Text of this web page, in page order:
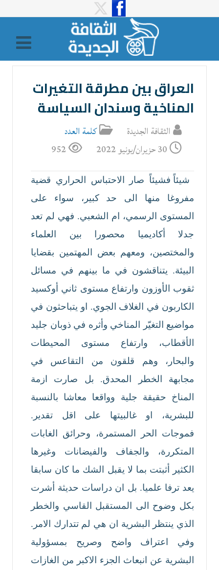
العراق بين مطرقة التغيرات
المناخية وسندان السياسة
الثقافة الجديدة
كلمة العدد
30 حزيران/يونيو 2022
952
شيئاً فشيئاً صار الاحتباس الحراري قضية
مفروغا منها الى حد كبير، سواء على
المستوى الرسمي، ام الشعبي. فهي لم تعد
جدلا أكاديميا محصورا بين العلماء
والمختصين، ومعهم بعض المهتمين بقضايا
البيئة. يتناقشون في ما بينهم في مسائل
ثقوب الأوزون وارتفاع مستوى ثاني أوكسيد
الكاربون في الغلاف الجوي. او يتباحثون في
مواضيع التغيّر المناخي وأثره في ذوبان جليد
الأقطاب، وارتفاع مستوى المحيطات
والبحار، وهم قلقون من التقاعس في
مجابهة الخطر المحدق. بل صارت ازمة
المناخ حقيقة جلية وواقعا معاشا بالنسبة
للبشرية، او غالبيتها على اقل تقدير.
فموجات الحر المستمرة، وحرائق الغابات
المتكررة، والجفاف والفيضانات وغيرها
الكثير أثبتت بما لا يقبل الشك ما كان سابقا
يعد ترفا علميا. بل ان دراسات حديثة أشرت
بكل وضوح الى المستقبل القاسي والخطر
الذي ينتظر البشرية ان هي لم تتدارك الامر.
وفي اعتراف واضح وصريح بمسؤولية
البشرية عن انبعاث الجزء الاكبر من الغازات